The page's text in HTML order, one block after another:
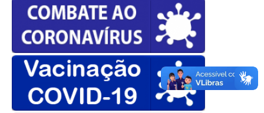
OK
European Commission |
Cookies Policy